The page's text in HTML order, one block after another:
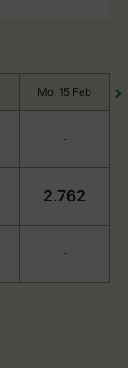
Mo. 15 Feb
-
2.762
-